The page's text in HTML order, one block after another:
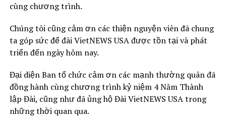
cùng chương trình.
Chúng tôi cũng cảm ơn các thiện nguyện viên đã chung
ta góp sức để đài VietNEWS USA được tồn tại và phát
triển đến ngày hôm nay.
Đại diện Ban tổ chức cảm ơn các mạnh thường quân đã
đồng hành cùng chương trình kỷ niệm 4 Năm Thành
lập Đài, cũng như đã ủng hộ Đài VietNEWS USA trong
những thời quan qua.